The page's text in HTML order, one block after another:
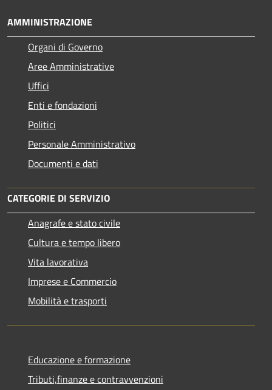
AMMINISTRAZIONE
Organi di Governo
Aree Amministrative
Uffici
Enti e fondazioni
Politici
Personale Amministrativo
Documenti e dati
CATEGORIE DI SERVIZIO
Anagrafe e stato civile
Cultura e tempo libero
Vita lavorativa
Imprese e Commercio
Mobilità e trasporti
Educazione e formazione
Tributi,finanze e contravvenzioni